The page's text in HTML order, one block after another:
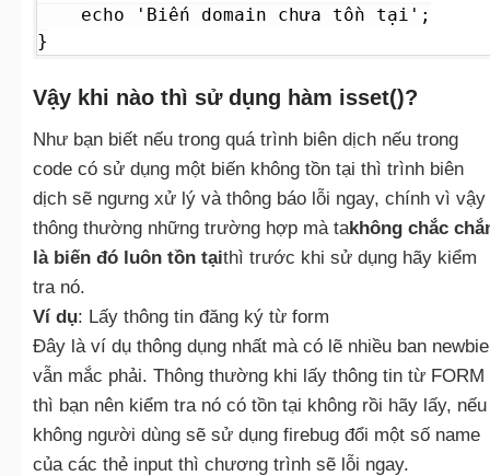
}
Vậy khi nào thì sử dụng hàm isset()?
Như bạn biết nếu trong quá trình biên dịch nếu trong
code có sử dụng một biến không tồn tại thì trình biên
dịch sẽ ngưng xử lý và thông báo lỗi ngay, chính vì vậy
thông thường những trường hợp mà takhông chắc
là biến đó luôn tồn tạithì trước khi sử dụng hãy kiểm
tra nó.
Ví dụ: Lấy thông tin đăng ký từ form
Đây là ví dụ thông dụng nhất mà có lẽ nhiều ban newbie
vẫn mắc phải. Thông thường khi lấy thông tin từ FORM
thì bạn nên kiểm tra nó có tồn tại không rồi hãy lấy, nếu
không người dùng sẽ sử dụng firebug đổi một số name
của các thẻ input thì chương trình sẽ lỗi ngay.